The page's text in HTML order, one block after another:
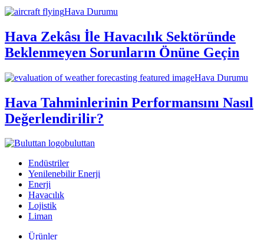
Hava Durumu
Hava Zekâsı İle Havacılık Sektöründe
Beklenmeyen Sorunların Önüne Geçin
Hava Durumu
Hava Tahminlerinin Performansını Nasıl
Değerlendirilir?
buluttan
Endüstriler
Yenilenebilir Enerji
Enerji
Havacılık
Lojistik
Liman
Ürünler